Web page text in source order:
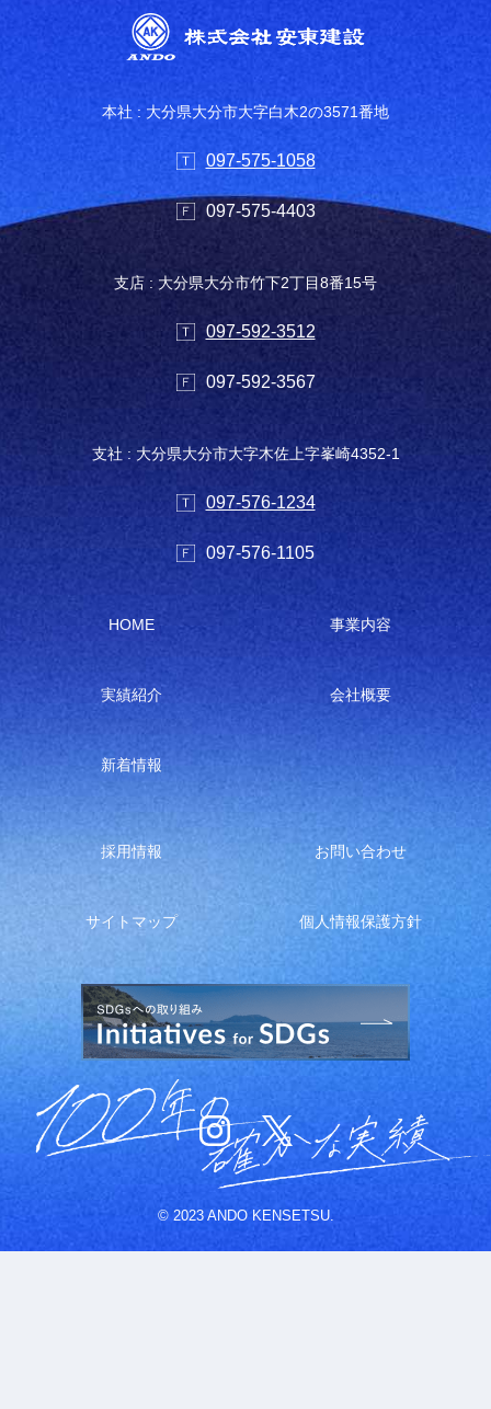
本社 : 大分県大分市大字白木2の3571番地
097-575-1058
097-575-4403
支店 : 大分県大分市竹下2丁目8番15号
097-592-3512
097-592-3567
支社 : 大分県大分市大字木佐上字峯崎4352-1
097-576-1234
097-576-1105
HOME 事業内容
実績紹介 会社概要
新着情報
採用情報 お問い合わせ
サイトマップ 個人情報保護方針
© 2023 ANDO KENSETSU.